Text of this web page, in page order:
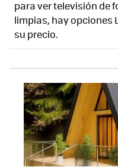
para ver televisión de
limpias, hay opciones
su precio.